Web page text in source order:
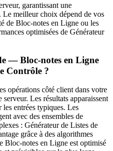
garantissant une
Le meilleur choix dépend de vos
de Bloc-notes en Ligne ou les
optimisées de Générateur
— Bloc-notes en Ligne
Contrôle ?
opérations côté client dans votre
Les résultats apparaissent
entrées typiques. Les
avec des ensembles de
: Générateur de Listes de
grâce à des algorithmes
Bloc-notes en Ligne est optimisé